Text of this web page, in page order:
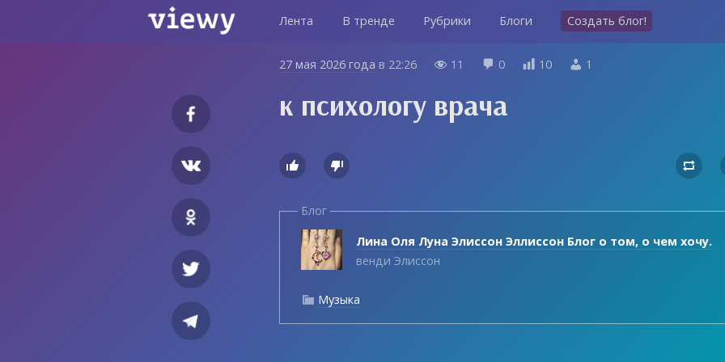
Лента В тренде Рубрики Блоги Создать блог!
27 мая 2026 года в 22:26  11  0  10  1
к психологу врача
  
Блог
Лина Оля Луна Элиссон Эллиссон Блог о том, о чем хочу.
венди Элиссон
 Музыка